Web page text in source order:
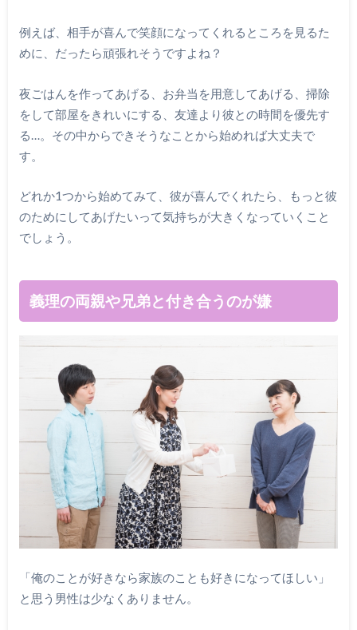
例えば、相手が喜んで笑顔になってくれるところを見るた
めに、だったら頑張れそうですよね？
夜ごはんを作ってあげる、お弁当を用意してあげる、掃除
をして部屋をきれいにする、友達より彼との時間を優先す
る…。その中からできそうなことから始めれば大丈夫で
す。
どれか1つから始めてみて、彼が喜んでくれたら、もっと彼
のためにしてあげたいって気持ちが大きくなっていくこと
でしょう。
義理の両親や兄弟と付き合うのが嫌
「俺のことが好きなら家族のことも好きになってほしい」
と思う男性は少なくありません。